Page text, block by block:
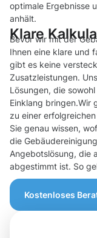
optimale Ergebnisse
anhält.
Klare
Bevor wir mit der
Ihnen eine klare und
gibt es keine
Zusatzleistungen.
Lösungen, die
Einklang bringen.Wir
zu einer
Sie genau wissen,
die
Angebotslösung, die
abgestimmt ist. So
Kostenloses